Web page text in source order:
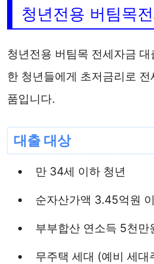
청년전용 버팀목
청년전용 버팀목 전세자금
한 청년들에게 초저금리로
품입니다.
대출 대상
만 34세 이하 청년
순자산가액 3.45억원
부부합산 연소득 5천만
무주택 세대 (예비 세대